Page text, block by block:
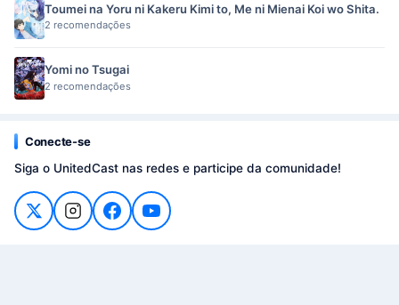
Toumei na Yoru ni Kakeru Kimi to, Me ni Mienai Koi wo Shita.
2 recomendações
Yomi no Tsugai
2 recomendações
Conecte-se
Siga o UnitedCast nas redes e participe da comunidade!